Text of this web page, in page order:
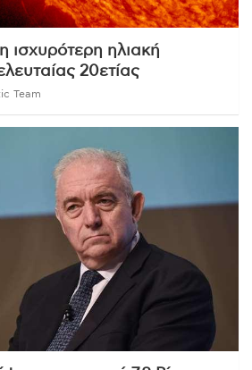
η ισχυρότερη ηλιακή
20ετίας
Team